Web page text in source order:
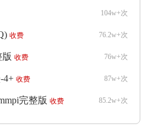
104w+次
76.2w+次
收费
76w+次
收费
87w+次
4+ 收费
85.2w+次
完整版 收费